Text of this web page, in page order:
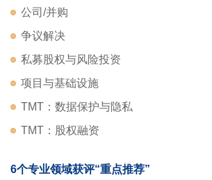
公司/并购
争议解决
私募股权与风险投资
项目与基础设施
TMT：数据保护与隐私
TMT：股权融资
6个专业领域获评“重点推荐”